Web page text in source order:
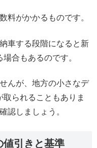
料がかかるものです。
車する段階になると新
合もあるのです。
んが、地方の小さなデ
られることもありま
認しましょう。
値引きと基準